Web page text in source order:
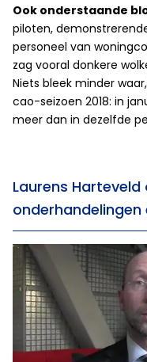
Ook onderstaande
piloten,
personeel van
zag vooral donkere
Niets bleek minder
cao-seizoen 2018: in
meer dan in dezelfde
Laurens